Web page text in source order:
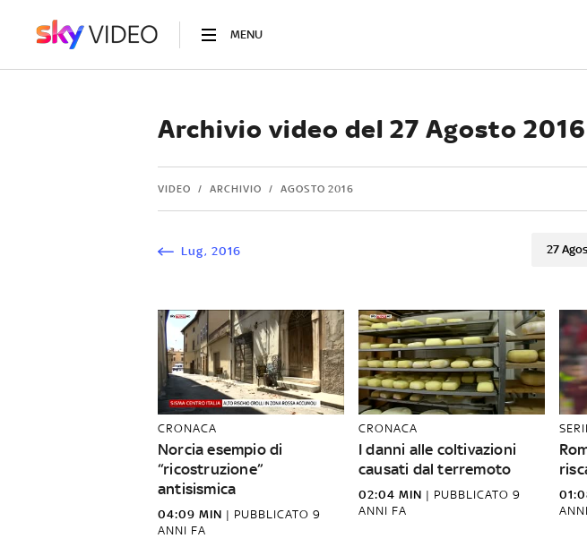
MENU
Archivio video del 27 Agosto 2016
VIDEO ARCHIVIO AGOSTO 2016
Lug, 2016 27
CRONACA
Norcia esempio di
“ricostruzione”
antisismica
04:09 MIN | PUBBLICATO 9
ANNI FA
CRONACA
I danni alle coltivazioni
causati dal terremoto
02:04 MIN | PUBBLICATO 9
ANNI FA